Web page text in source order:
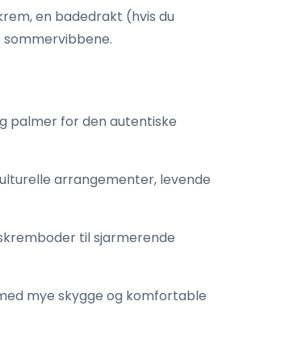
en badedrakt (hvis du
palmer for den autentiske
arrangementer, levende
til sjarmerende
mye skygge og komfortable